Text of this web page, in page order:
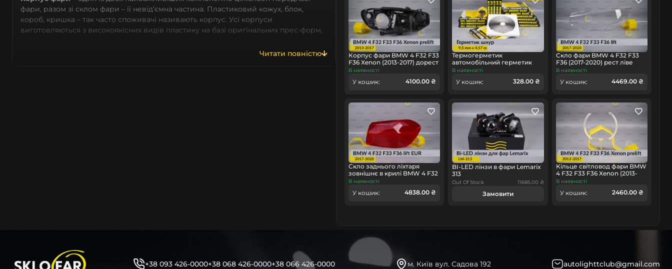
фари, разом зі склом фари – її невід’ємна частина. Пластиковий кожух, блок,
короб, кришка – так часто споживачі називають корпус. Усі корпуси
виготовляються з високоякісних видів пластику на базі оригінальних прес-форм,
полімерів. Надходять від виробників цілком новими – їх одразу можна
отвори, зазори між герметиком тощо – всі ці фактори впливають на
герметичність фари під час експлуатації.
Читати повністю
Рестайлінг/
Дорестайлінг
дорестайлінг
Стан Нове
Тип запчастини Аналог
Тип техніки Легковий автомобіль
Бренд Lemarix
Корпус фари BMW 4 F32 F33
F36 Xenon (2013-2017) дорест
правий
В наявності
У кошик: 4100.00 ₴
Термогерметик
автомобільний герметик
для фар Orgavyl Оргавіл
В наявності
У кошик: 328.00 ₴
Скло фари BMW 4 F32 F33
F36 (2017-2020) рест ліве
В наявності
У кошик: 4469.00 ₴
Скло заднього ліхтаря
зовнішнє в крилі BMW 4 F32
F33 F36 EUR (2017-2020) рест
В наявності
У кошик: 4838.00 ₴
BI-LED лінзи в фари Lemarix
313
Out Of Stock 11685.00 ₴
Замовити
Кільце світловод фари BMW
4 F32 F33 F36 Xenon (2013-
2017) дорест великий
правий
В наявності
У кошик: 2460.00 ₴
+38 093 426-0000+38 068 426-0000+38 066 426-0000 м. Київ вул. Садова 192 autolighttclub@gmail.com